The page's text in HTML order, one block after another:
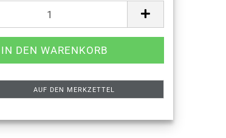
AUF DEN MERKZETTEL